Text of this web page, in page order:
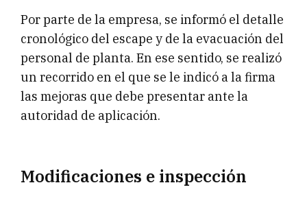
Por parte de la empresa, se informó el detalle
cronológico del escape y de la evacuación del
personal de planta. En ese sentido, se realizó
un recorrido en el que se le indicó a la firma
las mejoras que debe presentar ante la
autoridad de aplicación.
Modificaciones e inspección